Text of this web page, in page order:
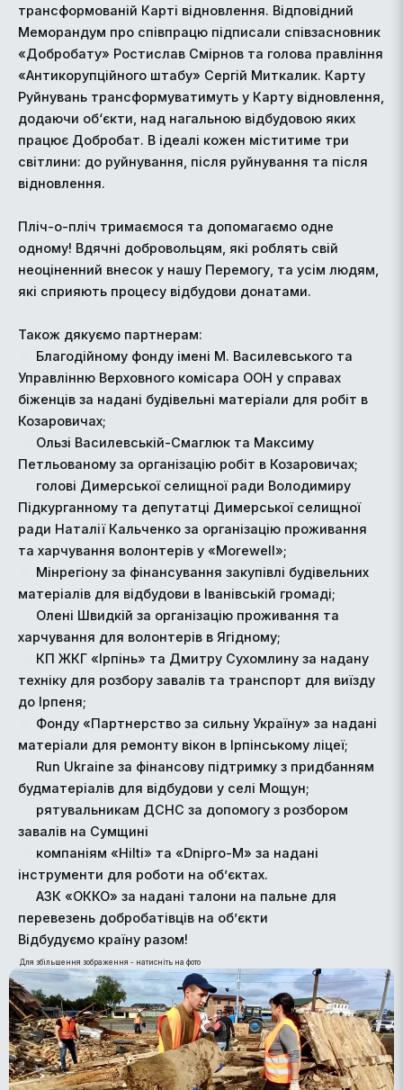
трансформованій Карті відновлення. Відповідний
Меморандум про співпрацю підписали співзасновник
«Добробату» Ростислав Смірнов та голова правління
«Антикорупційного штабу» Сергій Миткалик. Карту
Руйнувань трансформуватимуть у Карту відновлення,
додаючи об‘єкти, над нагальною відбудовою яких
працює Добробат. В ідеалі кожен міститиме три
світлини: до руйнування, після руйнування та після
відновлення.
Пліч-о-пліч тримаємося та допомагаємо одне
одному! Вдячні добровольцям, які роблять свій
неоціненний внесок у нашу Перемогу, та усім людям,
які сприяють процесу відбудови донатами.
Також дякуємо партнерам:
Благодійному фонду імені М. Василевського та
Управлінню Верховного комісара ООН у справах
біженців за надані будівельні матеріали для робіт в
Козаровичах;
Ользі Василевській-Смаглюк та Максиму
Петльованому за організацію робіт в Козаровичах;
голові Димерської селищної ради Володимиру
Підкурганному та депутатці Димерської селищної
ради Наталії Кальченко за організацію проживання
та харчування волонтерів у «Morewell»;
Мінрегіону за фінансування закупівлі будівельних
матеріалів для відбудови в Іванівській громаді;
Олені Швидкій за організацію проживання та
харчування для волонтерів в Ягідному;
КП ЖКГ «Ірпінь» та Дмитру Сухомлину за надану
техніку для розбору завалів та транспорт для виїзду
до Ірпеня;
Фонду «Партнерство за сильну Україну» за надані
матеріали для ремонту вікон в Ірпінському ліцеї;
Run Ukraine за фінансову підтримку з придбанням
будматеріалів для відбудови у селі Мощун;
рятувальникам ДСНС за допомогу з розбором
завалів на Сумщині
компаніям «Hilti» та «Dnipro-M» за надані
інструменти для роботи на об’єктах.
АЗК «ОККО» за надані талони на пальне для
перевезень добробатівців на об’єкти
Відбудуємо країну разом!
Для збільшення зображення - натисніть на фото